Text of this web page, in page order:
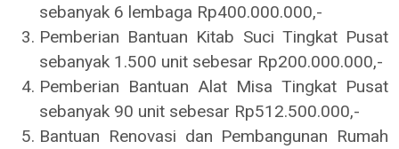
sebanyak 6 lembaga Rp400.000.000,-
Pemberian Bantuan Kitab Suci Tingkat Pusat
sebanyak 1.500 unit sebesar Rp200.000.000,-
Pemberian Bantuan Alat Misa Tingkat Pusat
sebanyak 90 unit sebesar Rp512.500.000,-
Bantuan Renovasi dan Pembangunan Rumah